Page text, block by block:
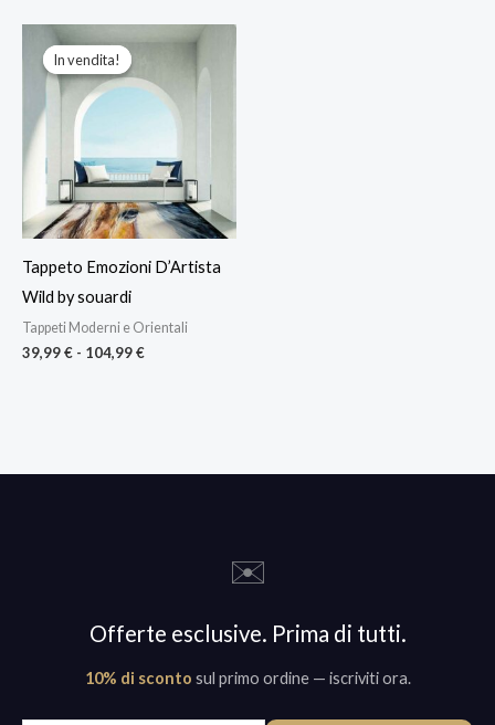
In vendita!
In vendita!
Tappeto Emozioni D’Artista
Wild by souardi
Tappeti Moderni e Orientali
39,99€ - 104,99€
da
39,99 €
✉️
Offerte esclusive. Prima di tutti.
10% di sconto sul primo ordine — iscriviti ora.